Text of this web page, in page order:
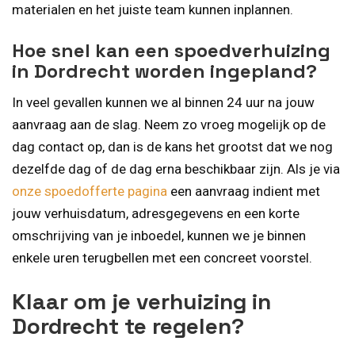
materialen en het juiste team kunnen inplannen.
Hoe snel kan een spoedverhuizing
in Dordrecht worden ingepland?
In veel gevallen kunnen we al binnen 24 uur na jouw
aanvraag aan de slag. Neem zo vroeg mogelijk op de
dag contact op, dan is de kans het grootst dat we nog
dezelfde dag of de dag erna beschikbaar zijn. Als je via
onze spoedofferte pagina een aanvraag indient met
jouw verhuisdatum, adresgegevens en een korte
omschrijving van je inboedel, kunnen we je binnen
enkele uren terugbellen met een concreet voorstel.
Klaar om je verhuizing in
Dordrecht te regelen?